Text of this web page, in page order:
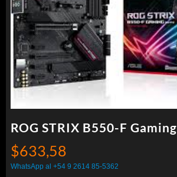
ROG STRIX B550-F Gaming
$633,58
WhatsApp al +54 9 2614 85-5362